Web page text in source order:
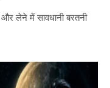
लेने में सावधानी बरतनी